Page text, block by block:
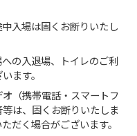
入場は固くお断りいたし
の入退場、トイレのご利
ます。
（携帯電話・スマートフ
は、固くお断りいたしま
だく場合がございます。